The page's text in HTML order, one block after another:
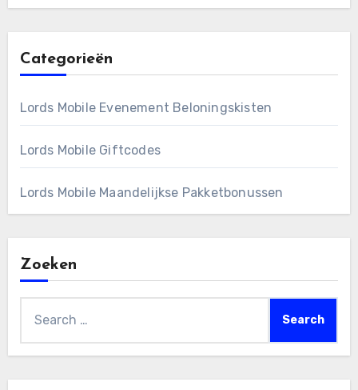
Categorieën
Lords Mobile Evenement Beloningskisten
Lords Mobile Giftcodes
Lords Mobile Maandelijkse Pakketbonussen
Zoeken